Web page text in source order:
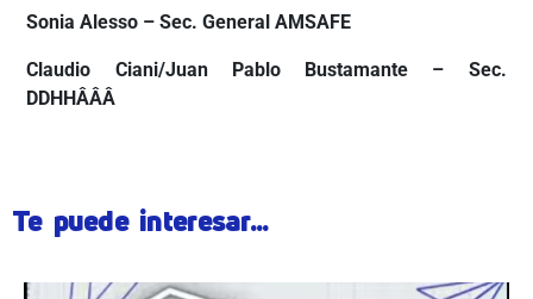
Sonia Alesso – Sec. General AMSAFE
Claudio Ciani/Juan Pablo Bustamante – Sec.
DDHHÂÂÂ
Te puede interesar...